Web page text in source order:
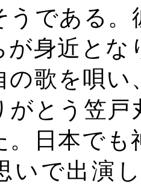
うである
が身近と
の歌を唄
がとう笠
。日本でも
いで出演